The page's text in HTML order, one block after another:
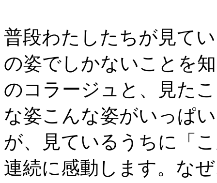
普段わたしたちが見て
の姿でしかないことを
のコラージュと、見た
な姿こんな姿がいっぱ
が、見ているうちに「
連続に感動します。な